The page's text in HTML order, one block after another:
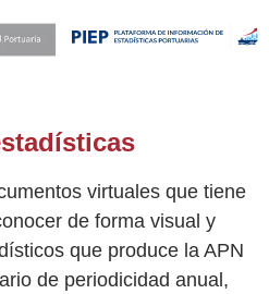
virtuales que tiene
de forma visual y
que produce la APN
de periodicidad anual,